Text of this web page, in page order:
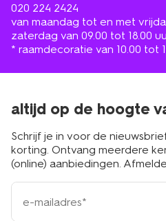
020 224 2424
van maandag tot en met
zaterdag van 09.00 tot 18.00
* raamdecoratie van 10.00 tot
altijd op de hoogte
Schrijf je in voor de
korting. Ontvang meerdere
(online) aanbiedingen.
e-
mailadres